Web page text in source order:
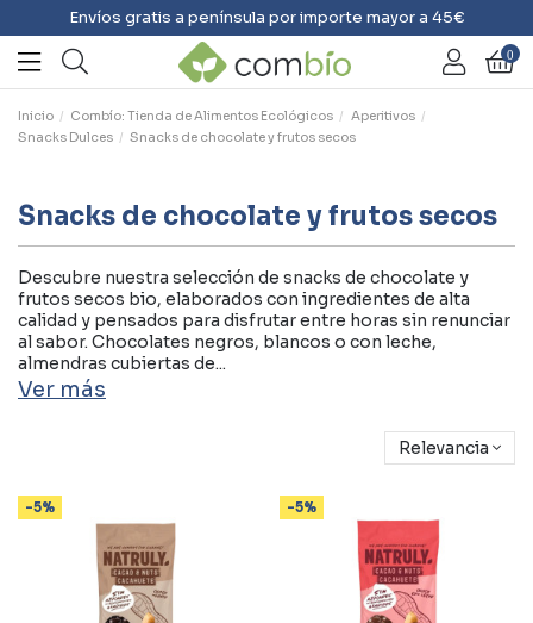
Envíos gratis a península por importe mayor a 45€
0
Inicio Combío: Tienda de Alimentos Ecológicos
Aperitivos
Snacks Dulces
Snacks de chocolate y frutos secos
Snacks de chocolate y frutos secos
Descubre nuestra selección de snacks de chocolate y
frutos secos bio, elaborados con ingredientes de alta
calidad y pensados para disfrutar entre horas sin renunciar
al sabor. Chocolates negros, blancos o con leche,
almendras cubiertas de...
Ver más
Relevancia
-5% -5%